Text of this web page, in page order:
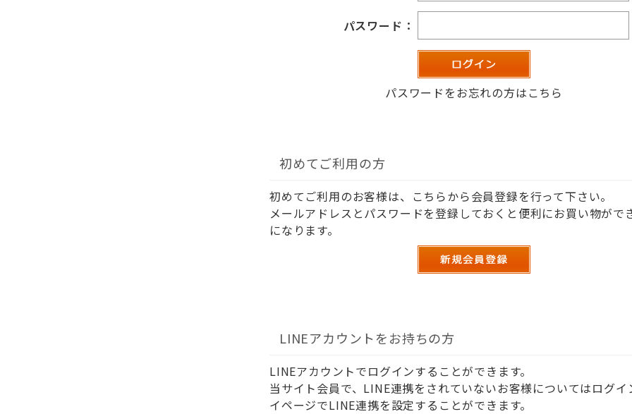
パスワード：
パスワードをお忘れの方はこちら
初めてご利用の方
初めてご利用のお客様は、こちらから会員登録を行って下さい。
メールアドレスとパスワードを登録しておくと便利にお買い物がで
になります。
LINEアカウントをお持ちの方
LINEアカウントでログインすることができます。
当サイト会員で、LINE連携をされていないお客様についてはログイ
イページでLINE連携を設定することができます。